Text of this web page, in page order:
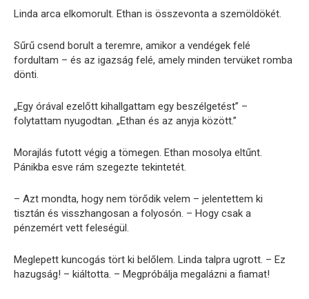
Linda arca elkomorult. Ethan is összevonta a szemöldökét.
Sűrű csend borult a teremre, amikor a vendégek felé
fordultam – és az igazság felé, amely minden tervüket romba
dönti.
„Egy órával ezelőtt kihallgattam egy beszélgetést” –
folytattam nyugodtan. „Ethan és az anyja között.”
Morajlás futott végig a tömegen. Ethan mosolya eltűnt.
Pánikba esve rám szegezte tekintetét.
– Azt mondta, hogy nem törődik velem – jelentettem ki
tisztán és visszhangosan a folyosón. – Hogy csak a
pénzemért vett feleségül.
Meglepett kuncogás tört ki belőlem. Linda talpra ugrott. – Ez
hazugság! – kiáltotta. – Megpróbálja megalázni a fiamat!